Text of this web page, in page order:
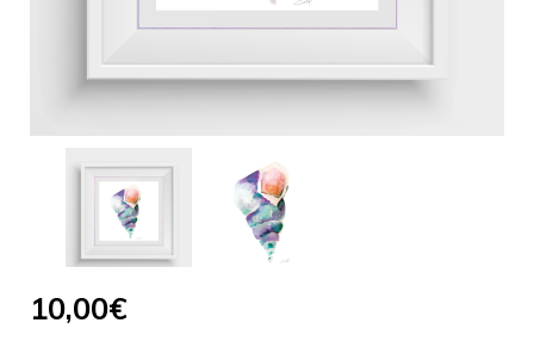
10,00€